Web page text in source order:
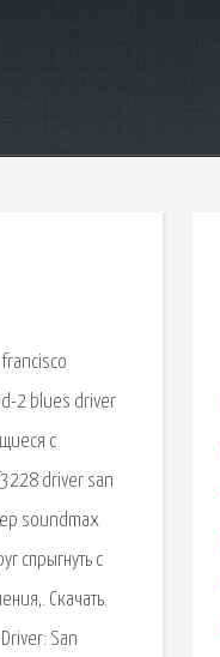
2 blues driver
с
driver san
soundmax
спрыгнуть с
Скачать.
San